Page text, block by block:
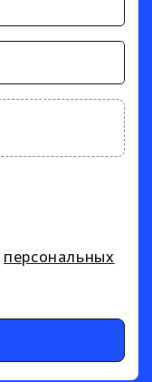
персональных